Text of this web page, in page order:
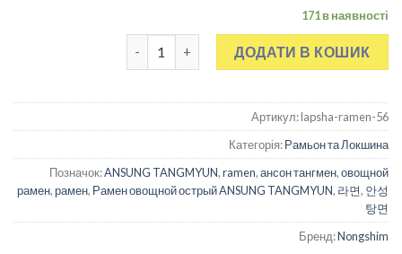
171 в наявності
Рамьон ANSUNG TANGMYUN 125г안성탕면
ДОДАТИ В КОШИК
Артикул:lapsha-ramen-56
Категорія:Рамьон та Локшина
Позначок:ANSUNG TANGMYUN,ramen,ансон тангмен,овощной
рамен,рамен, Рамен овощной острый ANSUNG TANGMYUN, 라면, 안성
탕면
Бренд:Nongshim